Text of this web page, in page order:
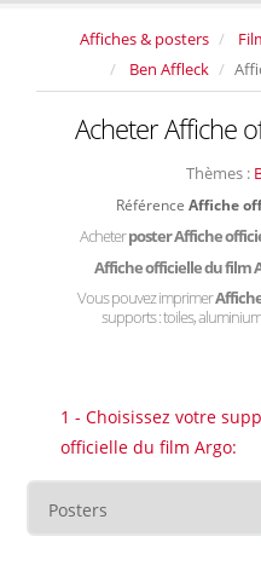
Affiches & posters
Ben Affleck
Acheter Affiche
Thèmes :
Référence Affiche
Acheterposter Affiche
Affiche officielle du film
Vous pouvez imprimer
supports : toiles,
1 - Choisissez votre
officielle du film Argo: